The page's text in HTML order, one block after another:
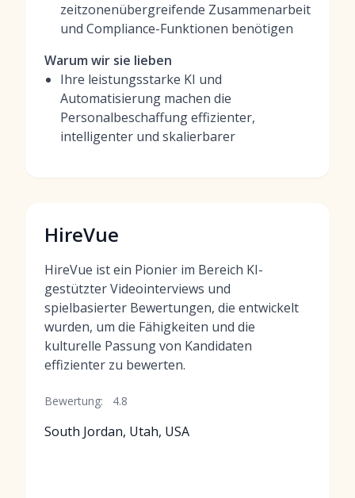
zeitzonenübergreifende Zusammenarbeit
und Compliance-Funktionen benötigen
Warum wir sie lieben
Ihre leistungsstarke KI und
Automatisierung machen die
Personalbeschaffung effizienter,
intelligenter und skalierbarer
HireVue
HireVue ist ein Pionier im Bereich KI-
gestützter Videointerviews und
spielbasierter Bewertungen, die entwickelt
wurden, um die Fähigkeiten und die
kulturelle Passung von Kandidaten
effizienter zu bewerten.
Bewertung: 4.8
South Jordan, Utah, USA